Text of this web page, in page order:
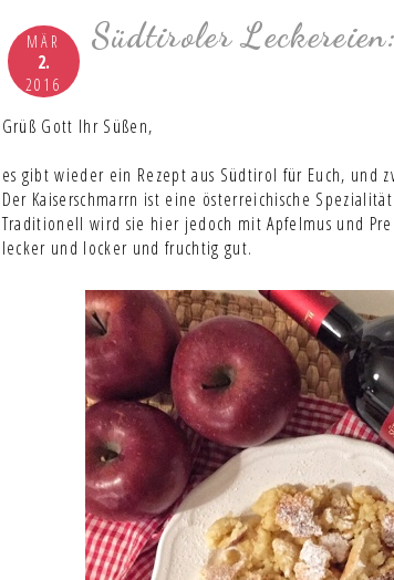
MÄR
2.
2016
Südtiroler
Grüß Gott Ihr Süßen,
es gibt wieder ein Rezept aus Südtirol für Euch, und
Der Kaiserschmarrn ist eine österreichische
Traditionell wird sie hier jedoch mit Apfelmus und
lecker und locker und fruchtig gut.